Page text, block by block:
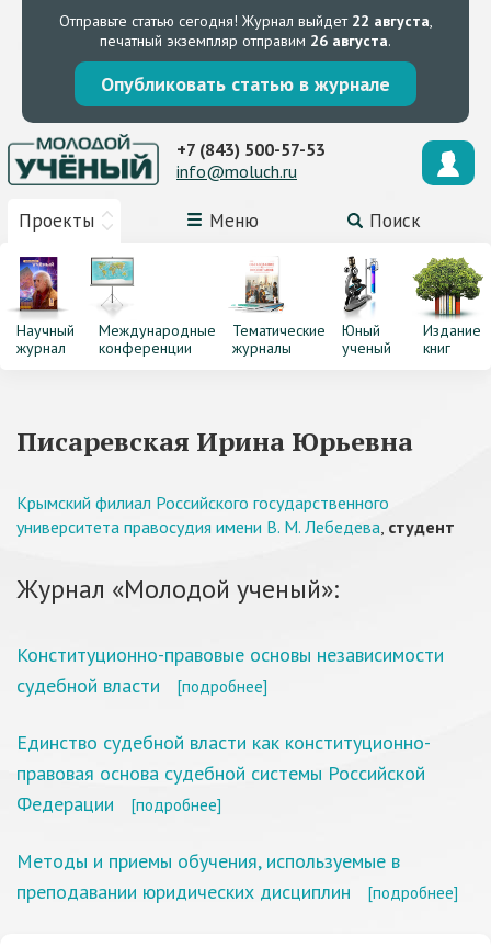
Отправьте статью сегодня! Журнал выйдет 22 августа,
печатный экземпляр отправим 26 августа.
Опубликовать статью в журнале
Проекты Меню Поиск
+7 (843) 500-57-53
info@moluch.ru
Научный
журнал
Международные
конференции
Тематические
журналы
Юный
ученый
Издание
книг
Писаревская Ирина Юрьевна
Крымский филиал Российского государственного
университета правосудия имени В. М. Лебедева, студент
Журнал «Молодой ученый»:
Конституционно-правовые основы независимости
судебной власти
[подробнее]
Единство судебной власти как конституционно-
правовая основа судебной системы Российской
Федерации
[подробнее]
Методы и приемы обучения, используемые в
преподавании юридических дисциплин
[подробнее]